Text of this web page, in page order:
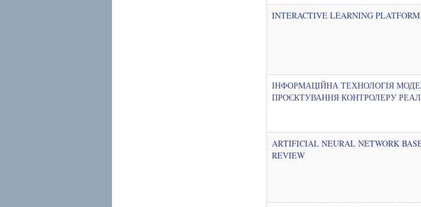
INTERACTIVE LEARNING
ІНФОРМАЦІЙНА ТЕХНОЛОГІЯ
ПРОЄКТУВАННЯ КОНТРОЛЕРУ
ARTIFICIAL NEURAL NETWORK
REVIEW